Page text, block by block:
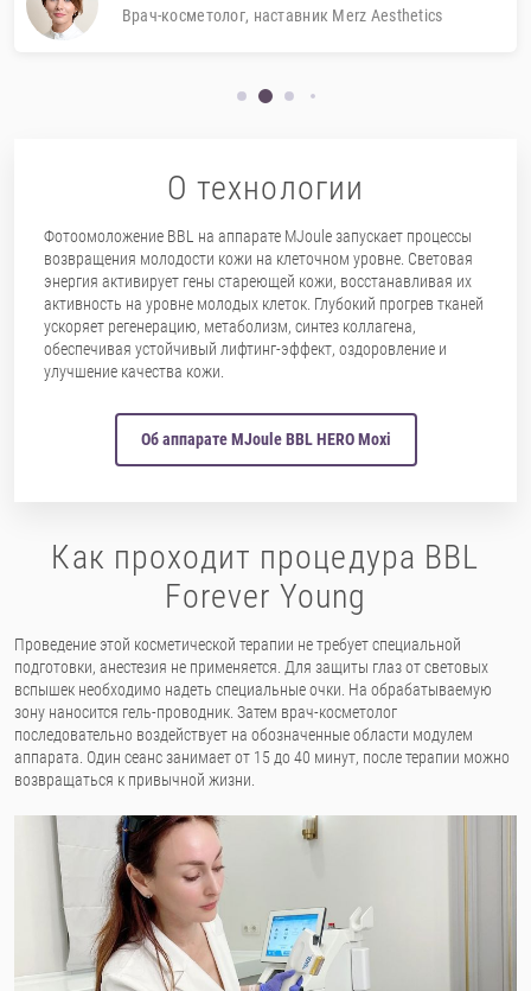
Врач-косметолог, наставник Merz Aesthetics
О технологии
Фотоомоложение BBL на аппарате MJoule запускает процессы
возвращения молодости кожи на клеточном уровне. Световая
энергия активирует гены стареющей кожи, восстанавливая их
активность на уровне молодых клеток. Глубокий прогрев тканей
ускоряет регенерацию, метаболизм, синтез коллагена,
обеспечивая устойчивый лифтинг-эффект, оздоровление и
улучшение качества кожи.
Об аппарате MJoule BBL HERO Moxi
Как проходит процедура BBL
Forever Young
Проведение этой косметической терапии не требует специальной
подготовки, анестезия не применяется. Для защиты глаз от световых
вспышек необходимо надеть специальные очки. На обрабатываемую
зону наносится гель-проводник. Затем врач-косметолог
последовательно воздействует на обозначенные области модулем
аппарата. Один сеанс занимает от 15 до 40 минут, после терапии можно
возвращаться к привычной жизни.